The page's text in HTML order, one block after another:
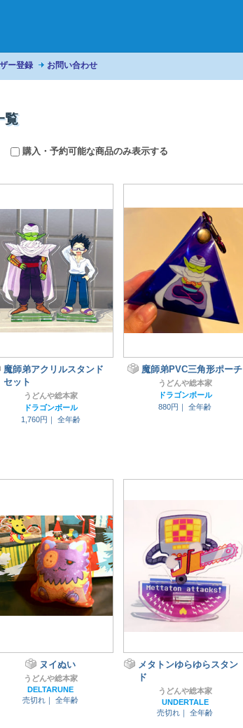
ー登録 お問い合わせ
覧
購入・予約可能な商品のみ表示する
魔師弟アクリルスタンド
セット
うどんや総本家
ドラゴンボール
1,760円｜
全年齢
魔師弟PVC三角形ポーチ
うどんや総本家
ドラゴンボール
880円｜
全年齢
ヌイぬい
うどんや総本家
DELTARUNE
売切れ｜
全年齢
メタトンゆらゆらスタン
ド
うどんや総本家
UNDERTALE
売切れ｜
全年齢